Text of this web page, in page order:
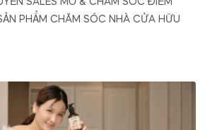
SALES MỞ & CHĂM SÓC ĐIỂM
PHẨM CHĂM SÓC NHÀ CỬA HỮU